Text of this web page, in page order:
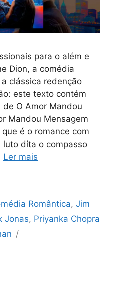
para o além e
Dion, a comédia
clássica redenção
este texto contém
O Amor Mandou
Mandou Mensagem
é o romance com
luto dita o compasso
Ler mais
Romântica,Jim
Jonas, Priyanka Chopra